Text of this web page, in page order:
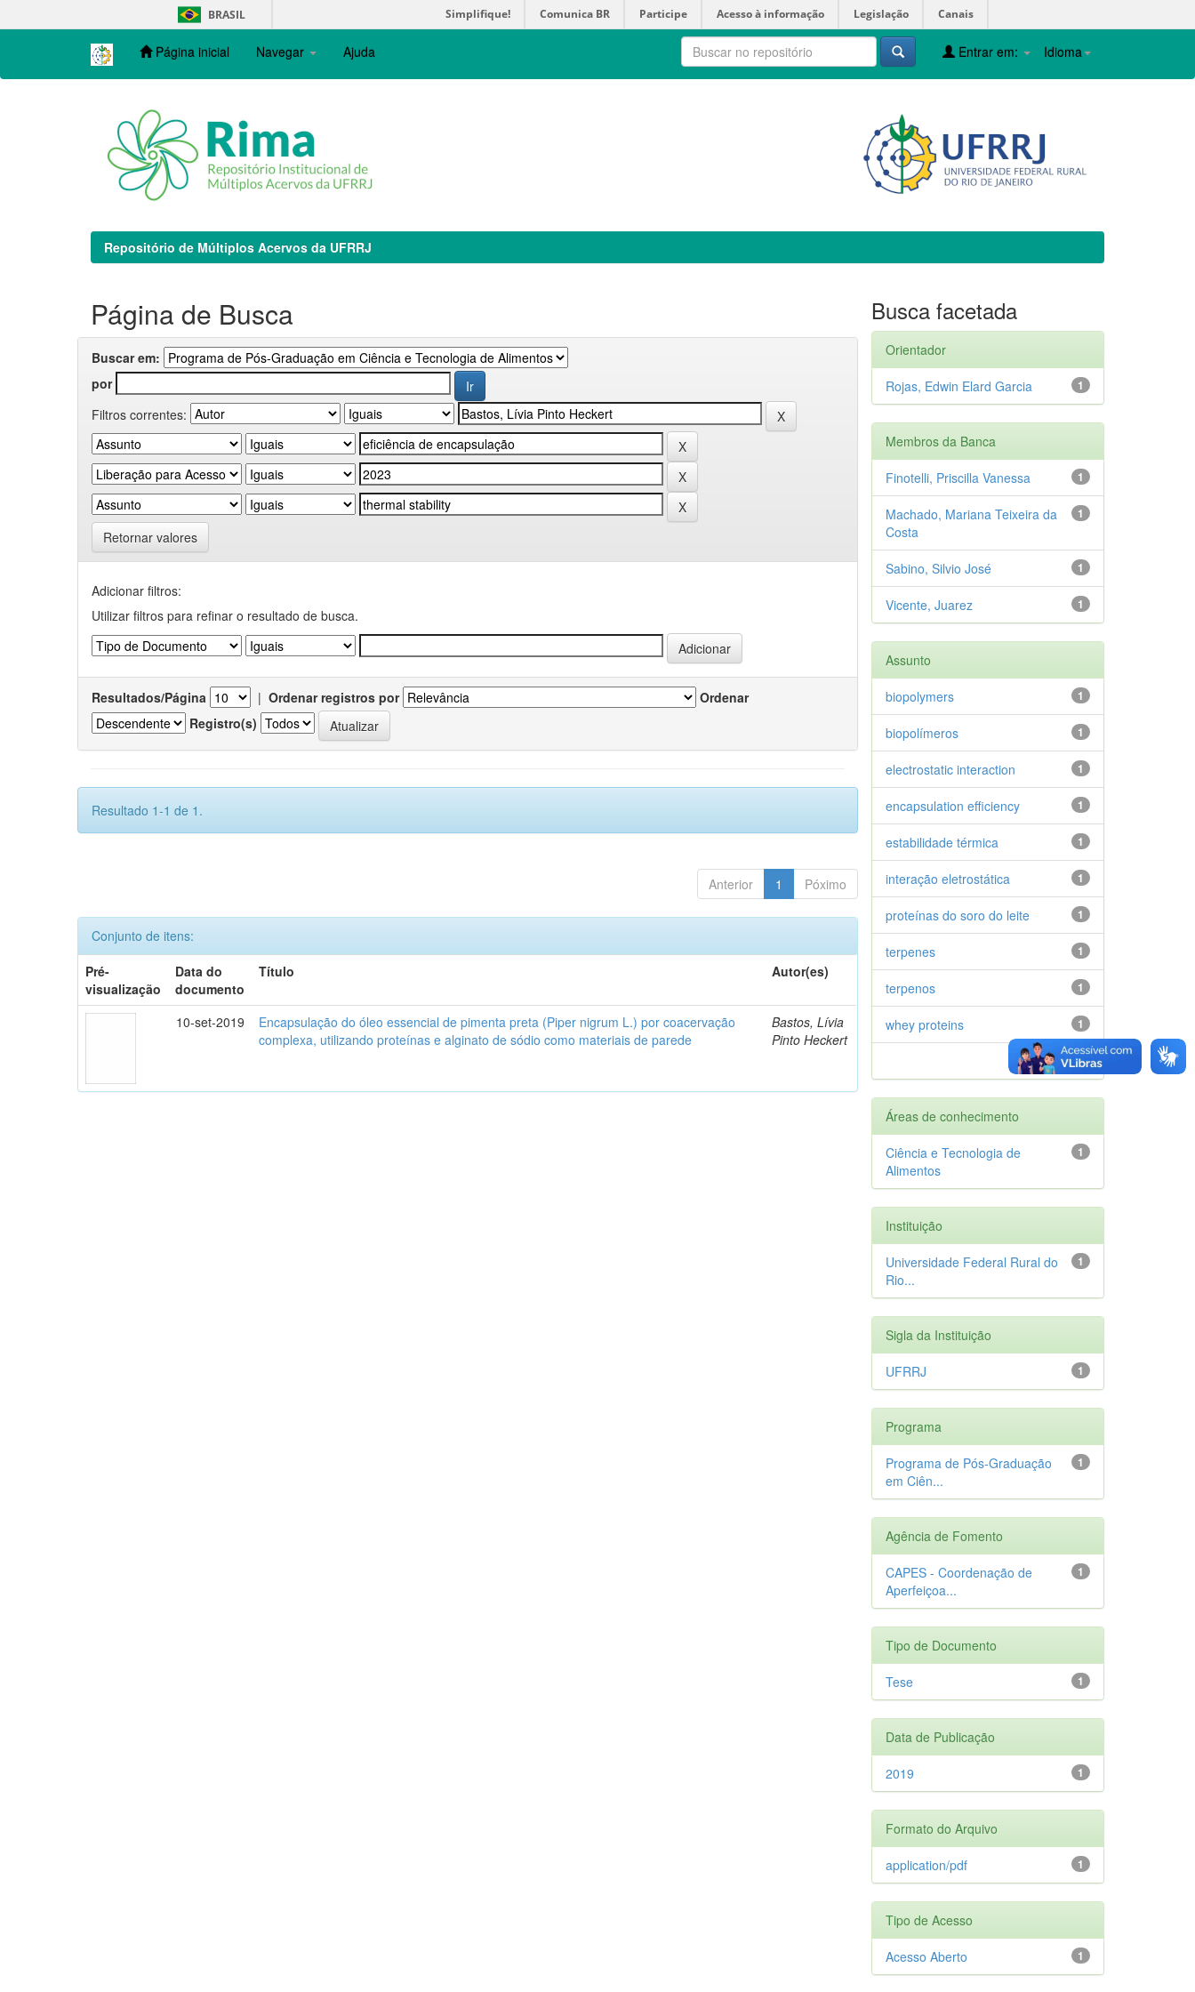
navigation
BRASIL Simplifique! Comunica BR Participe Acesso à informação Legislação Canais
Página inicial Navegar Ajuda Idioma
Entrar em:
Repositório de Múltiplos Acervos da UFRRJ
Página de Busca
Buscar em:
por
Filtros correntes:
Retornar valores
Adicionar filtros:
Utilizar filtros para refinar o resultado de busca.
Resultados/Página | Ordenar registros por
Ordenar
Registro(s)
Resultado 1-1 de 1.
Anterior 1 Póximo
Conjunto de itens:
Pré-
visualização
Data do
documento
Título Autor(es)
10-set-2019
Encapsulação do óleo essencial de pimenta preta (Piper nigrum L.) por coacervação
complexa, utilizando proteínas e alginato de sódio como materiais de parede
Bastos, Lívia
Pinto Heckert
Busca facetada
Orientador
1
Rojas, Edwin Elard Garcia
Membros da Banca
1
Finotelli, Priscilla Vanessa
1
Machado, Mariana Teixeira da
Costa
1
Sabino, Silvio José
1
Vicente, Juarez
Assunto
1
biopolymers
1
biopolímeros
1
electrostatic interaction
1
encapsulation efficiency
1
estabilidade térmica
1
interação eletrostática
1
proteínas do soro do leite
1
terpenes
1
terpenos
1
whey proteins
próximo >
Áreas de conhecimento
1
Ciência e Tecnologia de
Alimentos
Instituição
1
Universidade Federal Rural do
Rio...
Sigla da Instituição
1
UFRRJ
Programa
1
Programa de Pós-Graduação
em Ciên...
Agência de Fomento
1
CAPES - Coordenação de
Aperfeiçoa...
Tipo de Documento
1
Tese
Data de Publicação
1
2019
Formato do Arquivo
1
application/pdf
Tipo de Acesso
1
Acesso Aberto